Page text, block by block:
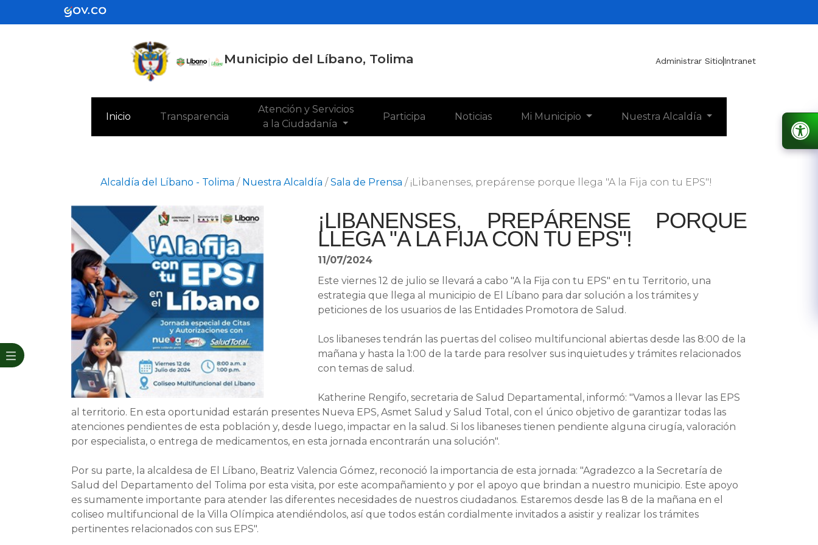
Municipio del Líbano, Tolima Administrar SitioIntranet
Inicio(current)Transparencia
Atención y Servicios
a la Ciudadanía
Participa Noticias Mi Municipio Nuestra Alcaldía
Alcaldía del Líbano - Tolima / Nuestra Alcaldía / Sala de Prensa / ¡Libanenses, prepárense porque llega "A la Fija con tu EPS"!
¡LIBANENSES, PREPÁRENSE PORQUE
LLEGA "A LA FIJA CON TU EPS"!
11/07/2024
Este viernes 12 de julio se llevará a cabo "A la Fija con tu EPS" en tu Territorio, una
estrategia que llega al municipio de El Líbano para dar solución a los trámites y
peticiones de los usuarios de las Entidades Promotora de Salud.
Los libaneses tendrán las puertas del coliseo multifuncional abiertas desde las 8:00 de la
mañana y hasta la 1:00 de la tarde para resolver sus inquietudes y trámites relacionados
con temas de salud.
Katherine Rengifo, secretaria de Salud Departamental, informó: "Vamos a llevar las EPS
al territorio. En esta oportunidad estarán presentes Nueva EPS, Asmet Salud y Salud Total, con el único objetivo de garantizar todas las
atenciones pendientes de esta población y, desde luego, impactar en la salud. Si los libaneses tienen pendiente alguna cirugía, valoración
por especialista, o entrega de medicamentos, en esta jornada encontrarán una solución".
Por su parte, la alcaldesa de El Líbano, Beatriz Valencia Gómez, reconoció la importancia de esta jornada: "Agradezco a la Secretaría de
Salud del Departamento del Tolima por esta visita, por este acompañamiento y por el apoyo que brindan a nuestro municipio. Este apoyo
es sumamente importante para atender las diferentes necesidades de nuestros ciudadanos. Estaremos desde las 8 de la mañana en el
coliseo multifuncional de la Villa Olímpica atendiéndolos, así que todos están cordialmente invitados a asistir y realizar los trámites
pertinentes relacionados con sus EPS".